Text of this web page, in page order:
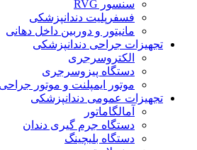
سنسور RVG
فسفرپلیت دندانپزشکی
مانیتور و دوربین داخل دهانی
تجهیزات جراحی دندانپزشکی
الکتروسرجری
دستگاه پیزوسرجری
موتور ایمپلنت و موتور جراحی
تجهیزات عمومی دندانپزشکی
آمالگاماتور
دستگاه جرم گیری دندان
دستگاه بلیچینگ